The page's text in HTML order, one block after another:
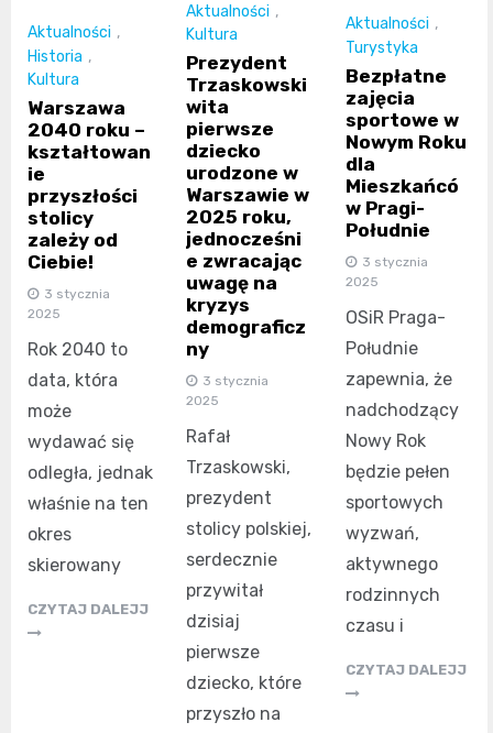
Aktualności ,
Historia ,
Kultura
Warszawa
2040 roku –
kształtowan
ie
przyszłości
stolicy
zależy od
Ciebie!
3 stycznia
2025
Rok 2040 to
data, która
może
wydawać się
odległa, jednak
właśnie na ten
okres
skierowany
CZYTAJ DALEJJ
Aktualności ,
Kultura
Prezydent
Trzaskowski
wita
pierwsze
dziecko
urodzone w
Warszawie w
2025 roku,
jednocześni
e zwracając
uwagę na
kryzys
demograficz
ny
3 stycznia
2025
Rafał
Trzaskowski,
prezydent
stolicy polskiej,
serdecznie
przywitał
dzisiaj
pierwsze
dziecko, które
przyszło na
Aktualności ,
Turystyka
Bezpłatne
zajęcia
sportowe w
Nowym Roku
dla
Mieszkańcó
w Pragi-
Południe
3 stycznia
2025
OSiR Praga-
Południe
zapewnia, że
nadchodzący
Nowy Rok
będzie pełen
sportowych
wyzwań,
aktywnego
rodzinnych
czasu i
CZYTAJ DALEJJ